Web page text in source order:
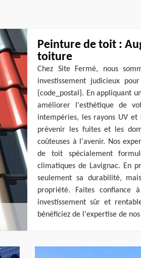
Peinture de toit :
toiture
Chez Site Fermé, nous
investissement judicieux
{code_postal}. En appliquant
améliorer l'esthétique de
intempéries, les rayons UV
prévenir les fuites et les
coûteuses à l'avenir. Nos
de toit spécialement
climatiques de Lavignac. En
seulement sa durabilité,
propriété. Faites
investissement sûr et
bénéficiez de l'expertise de